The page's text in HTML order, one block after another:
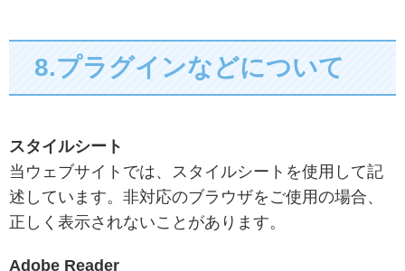
8.プラグインなどについて
スタイルシート
当ウェブサイトでは、スタイルシートを使用して記
述しています。非対応のブラウザをご使用の場合、
正しく表示されないことがあります。
Adobe Reader